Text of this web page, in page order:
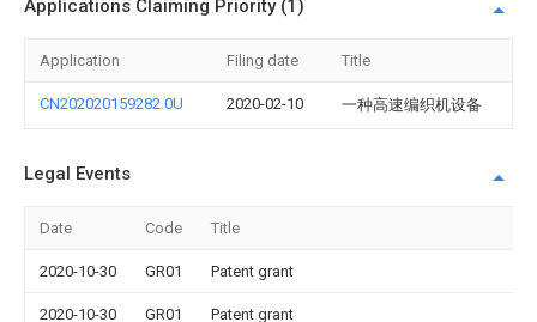
Applications Claiming Priority (1)
Application Filing date Title
CN202020159282.0U 2020-02-10 一种高速编织机设备
Legal Events
Date Code Title
2020-10-30 GR01 Patent grant
2020-10-30 GR01 Patent grant